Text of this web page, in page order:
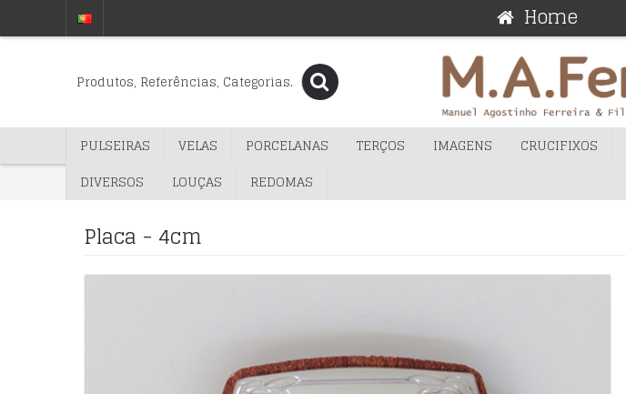
Home
PULSEIRAS VELAS PORCELANAS TERÇOS IMAGENS CRUCIFIXOS
DIVERSOS
LOUÇAS REDOMAS
Placa - 4cm